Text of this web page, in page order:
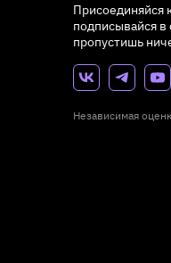
Присоединяйся
подписывайся в
пропустишь
Независимая